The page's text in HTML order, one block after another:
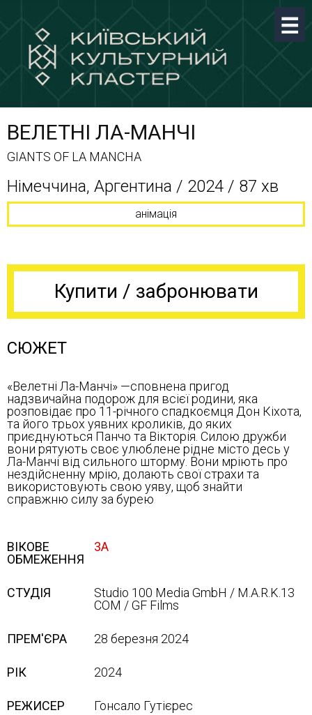
ВЕЛЕТНІ ЛА-МАНЧІ
GIANTS OF LA MANCHA
Німеччина, Аргентина / 2024 / 87 хв
анімація
Купити / забронювати
СЮЖЕТ
«Велетні Ла-Манчі» —сповнена пригод
надзвичайна подорож для всієї родини, яка
розповідає про 11-річного спадкоємця Дон Кіхота,
та його трьох уявних кроликів, до яких
приєднуються Панчо та Вікторія. Силою дружби
вони рятують своє улюблене рідне місто десь у
Ла-Манчі від сильного шторму. Вони мріють про
нездійсненну мрію, долають свої страхи та
використовують свою уяву, щоб знайти
справжню силу за бурею
ВІКОВЕ
ОБМЕЖЕННЯ
3А
СТУДІЯ
Studio 100 Media GmbH / M.A.R.K.13
COM / GF Films
ПРЕМ'ЄРА 28 березня 2024
РІК 2024
РЕЖИСЕР Гонсало Гутієрес